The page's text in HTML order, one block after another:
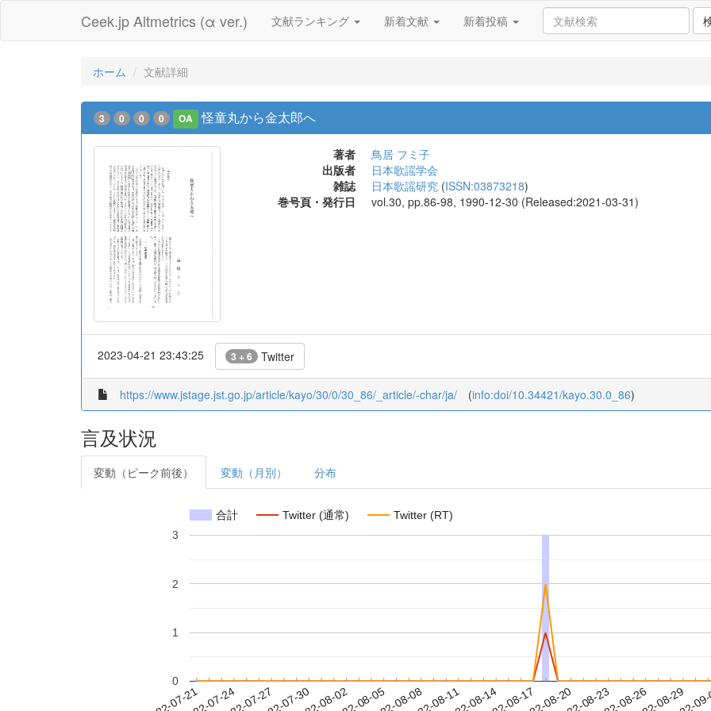
Ceek.jp Altmetrics (α ver.) 文献ランキング 新着文献 新着投稿
ホーム 文献詳細
3 0 0 0 OA 怪童丸から金太郎へ
著者
鳥居 フミ子
出版者
日本歌謡学会
雑誌
日本歌謡研究 (ISSN:03873218)
巻号頁・発行日
vol.30, pp.86-98, 1990-12-30 (Released:2021-03-31)
2023-04-21 23:43:25 3 + 6 Twitter
https://www.jstage.jst.go.jp/article/kayo/30/0/30_86/_article/-char/ja/ (info:doi/10.34421/kayo.30.0_86)
言及状況
変動（ピーク前後） 変動（月別） 分布
合計 Twitter (通常) Twitter (RT)
0
1
2
3